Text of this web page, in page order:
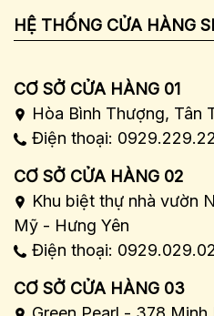
HỆ THỐNG CỬA HÀNG
CƠ SỞ CỬA HÀNG 01
Hòa Bình Thượng, Tân
Điện thoại:
CƠ SỞ CỬA HÀNG 02
Khu biệt thự nhà vườn
Mỹ - Hưng Yên
Điện thoại:
CƠ SỞ CỬA HÀNG 03